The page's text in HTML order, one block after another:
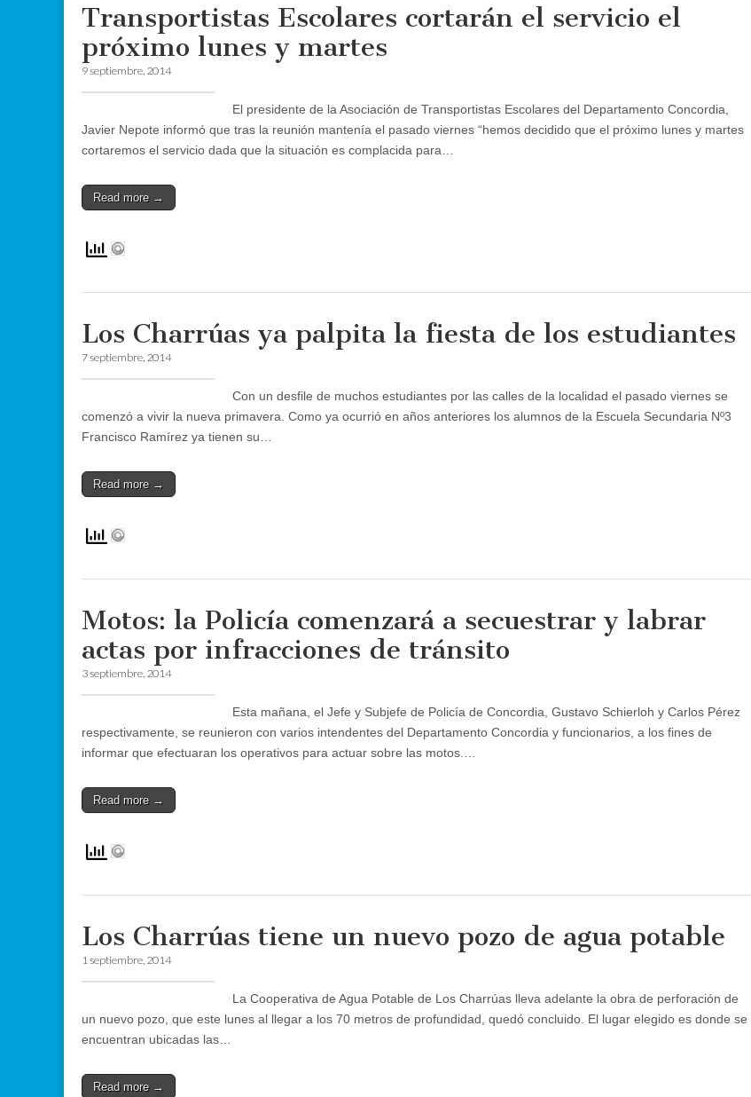
Transportistas Escolares cortarán el servicio el
próximo lunes y martes
9 septiembre, 2014
El presidente de la Asociación de Transportistas Escolares del Departamento Concordia,
Javier Nepote informó que tras la reunión mantenía el pasado viernes “hemos decidido que el próximo lunes y martes
cortaremos el servicio dada que la situación es complacida para…
Read more →
Los Charrúas ya palpita la fiesta de los estudiantes
7 septiembre, 2014
Con un desfile de muchos estudiantes por las calles de la localidad el pasado viernes se
comenzó a vivir la nueva primavera. Como ya ocurrió en años anteriores los alumnos de la Escuela Secundaria Nº3
Francisco Ramírez ya tienen su…
Read more →
Motos: la Policía comenzará a secuestrar y labrar
actas por infracciones de tránsito
3 septiembre, 2014
Esta mañana, el Jefe y Subjefe de Policía de Concordia, Gustavo Schierloh y Carlos Pérez
respectivamente, se reunieron con varios intendentes del Departamento Concordia y funcionarios, a los fines de
informar que efectuaran los operativos para actuar sobre las motos.…
Read more →
Los Charrúas tiene un nuevo pozo de agua potable
1 septiembre, 2014
La Cooperativa de Agua Potable de Los Charrúas lleva adelante la obra de perforación de
un nuevo pozo, que este lunes al llegar a los 70 metros de profundidad, quedó concluido. El lugar elegido es donde se
encuentran ubicadas las…
Read more →